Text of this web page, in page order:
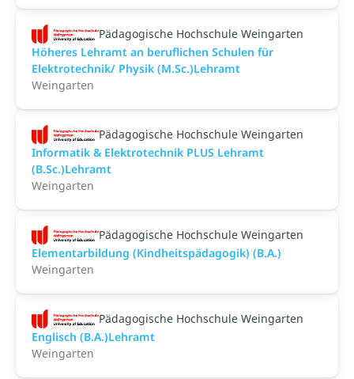
Pädagogische Hochschule Weingarten
Höheres Lehramt an beruflichen Schulen für
Elektrotechnik/ Physik (M.Sc.)Lehramt
Weingarten
Pädagogische Hochschule Weingarten
Informatik & Elektrotechnik PLUS Lehramt
(B.Sc.)Lehramt
Weingarten
Pädagogische Hochschule Weingarten
Elementarbildung (Kindheitspädagogik) (B.A.)
Weingarten
Pädagogische Hochschule Weingarten
Englisch (B.A.)Lehramt
Weingarten